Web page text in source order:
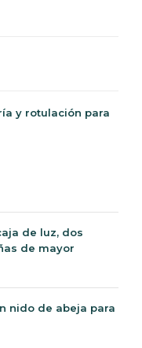
y rotulación para
de luz, dos
de mayor
nido de abeja para